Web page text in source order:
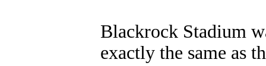
Blackrock Stadium
exactly the same as